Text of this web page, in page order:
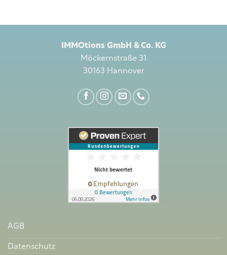
IMMOtions GmbH & Co. KG
Möckernstraße 31
30163 Hannover
AGB
Datenschutz